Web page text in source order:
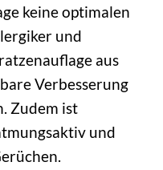
keine optimalen
und
aus
Verbesserung
Zudem ist
und